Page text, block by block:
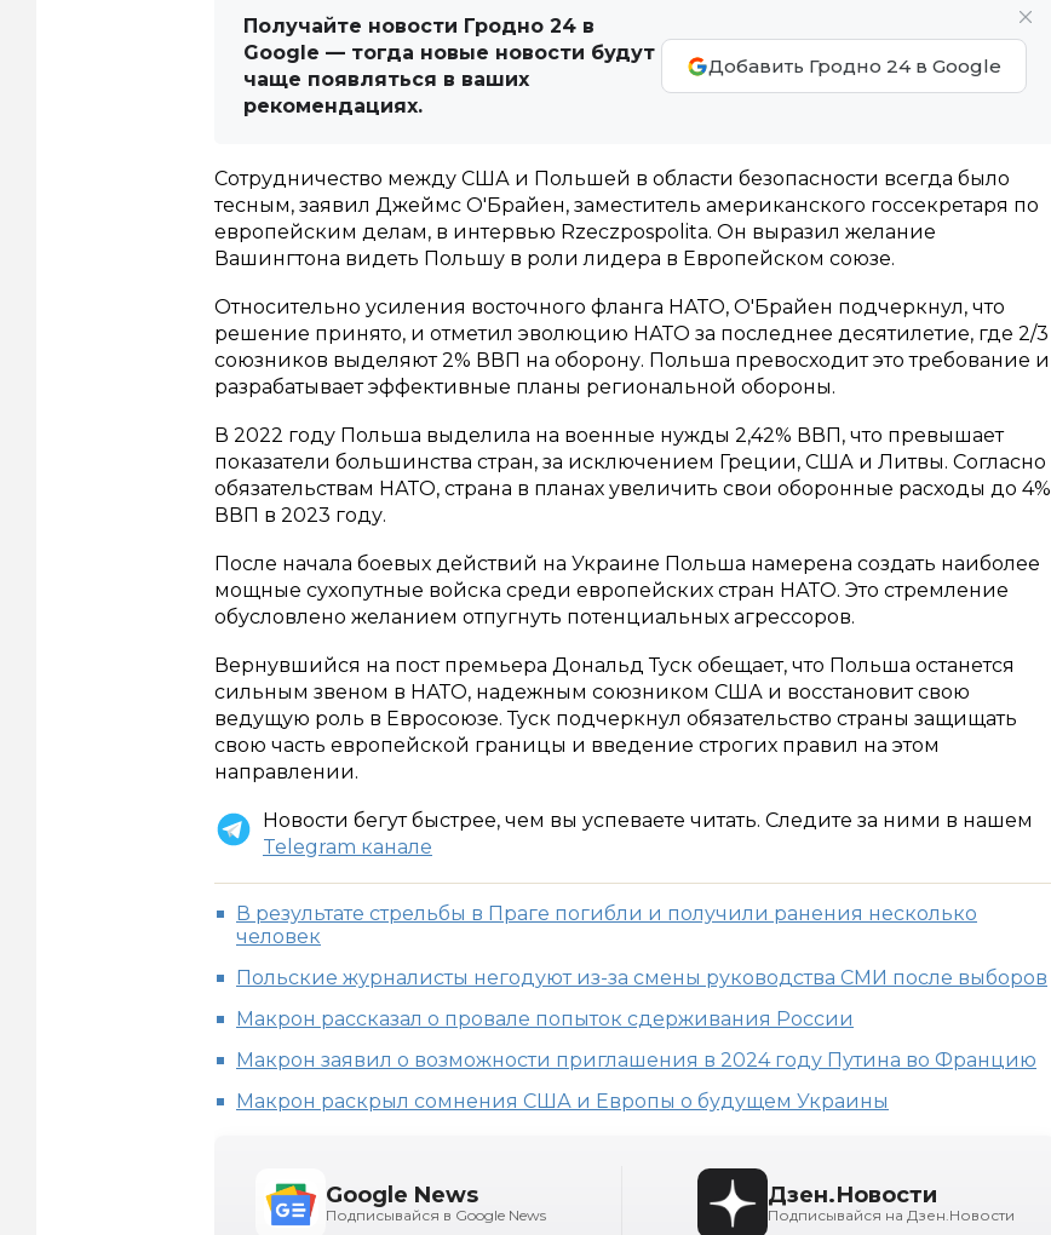
Получайте новости Гродно 24 в
Google — тогда новые новости будут
чаще появляться в ваших
рекомендациях.
Добавить Гродно 24 в Google
Сотрудничество между США и Польшей в области безопасности всегда было
тесным, заявил Джеймс О'Брайен, заместитель американского госсекретаря по
европейским делам, в интервью Rzeczpospolita. Он выразил желание
Вашингтона видеть Польшу в роли лидера в Европейском союзе.
Относительно усиления восточного фланга НАТО, О'Брайен подчеркнул, что
решение принято, и отметил эволюцию НАТО за последнее десятилетие, где 2/3
союзников выделяют 2% ВВП на оборону. Польша превосходит это требование и
разрабатывает эффективные планы региональной обороны.
В 2022 году Польша выделила на военные нужды 2,42% ВВП, что превышает
показатели большинства стран, за исключением Греции, США и Литвы. Согласно
обязательствам НАТО, страна в планах увеличить свои оборонные расходы до 4%
ВВП в 2023 году.
После начала боевых действий на Украине Польша намерена создать наиболее
мощные сухопутные войска среди европейских стран НАТО. Это стремление
обусловлено желанием отпугнуть потенциальных агрессоров.
Вернувшийся на пост премьера Дональд Туск обещает, что Польша останется
сильным звеном в НАТО, надежным союзником США и восстановит свою
ведущую роль в Евросоюзе. Туск подчеркнул обязательство страны защищать
свою часть европейской границы и введение строгих правил на этом
направлении.
Новости бегут быстрее, чем вы успеваете читать. Следите за ними в нашем
Telegram канале
В результате стрельбы в Праге погибли и получили ранения несколько
человек
Польские журналисты негодуют из-за смены руководства СМИ после выборов
Макрон рассказал о провале попыток сдерживания России
Макрон заявил о возможности приглашения в 2024 году Путина во Францию
Макрон раскрыл сомнения США и Европы о будущем Украины
Google News
Подписывайся в Google News
Дзен.Новости
Подписывайся на Дзен.Новости